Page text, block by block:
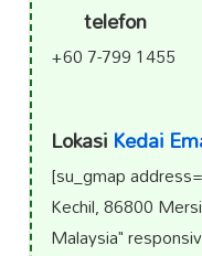
telefon
+60 7-799 1455
LokasiKedai
[su_gmap
Kechil, 86800
Malaysia"